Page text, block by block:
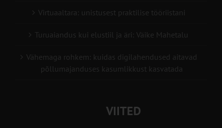
Virtuaaltara: unistusest praktilise tööriistani
Turuaiandus kui elustiil ja äri: Väike Mahetalu
Vähemaga rohkem: kuidas digilahendused aitavad
põllumajanduses kasumlikkust kasvatada
VIITED